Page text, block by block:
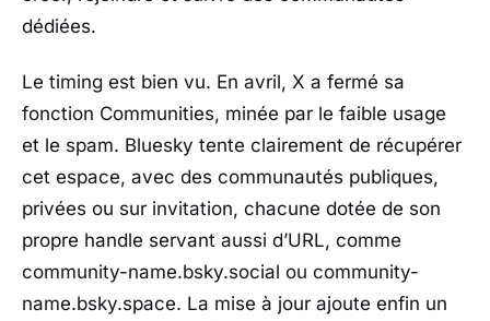
dédiées.
Le timing est bien vu. En avril, X a fermé sa
fonction Communities, minée par le faible usage
et le spam. Bluesky tente clairement de récupérer
cet espace, avec des communautés publiques,
privées ou sur invitation, chacune dotée de son
propre handle servant aussi d’URL, comme
community-name.bsky.social ou community-
name.bsky.space. La mise à jour ajoute enfin un